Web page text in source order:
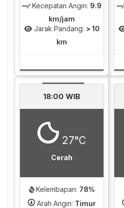
Kecepatan Angin: 9.9
km/jam
Jarak Pandang: > 10
km
18:00 WIB
27°C
Cerah
Kelembapan: 78%
Arah Angin: Timur